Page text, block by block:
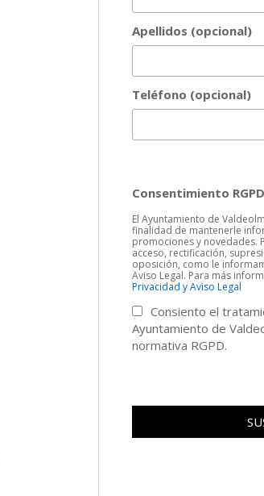
Apellidos (opcional)
Teléfono (opcional)
Consentimiento RGPD
El Ayuntamiento de
finalidad de mantenerle
promociones y novedades.
acceso, rectificación,
oposición, como le
Aviso Legal. Para más
Privacidad y Aviso Legal
Consiento el
Ayuntamiento de
normativa RGPD.